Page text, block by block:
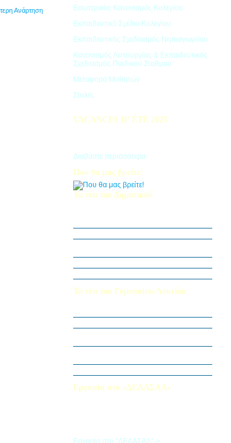
Ανάρτηση
Εσωτερικός Κανονισμός Κολεγίου
Εκπαιδευτικό Σχέδιο Κολεγίου
Εκπαιδευτικός Σχεδιασμός Νηπιαγωγείου
Κανονισμός Λειτουργίας & Εκπαιδευτικός
Σχεδιασμός Παιδικού Σταθμού
Μεταφορά Μαθητών
Στολές
VACANCES D’ ÉTÉ 2025
Διαβάστε περισσότερα
Που θα μας βρείτε!
Τα νέα του Δημοτικού
Τα νέα του Γυμνασίου-Λυκείου
Εργασία στο «ΔΕΛΑΣΑΛ»
Εργασία στο "ΔΕΛΑΣΑΛ"->